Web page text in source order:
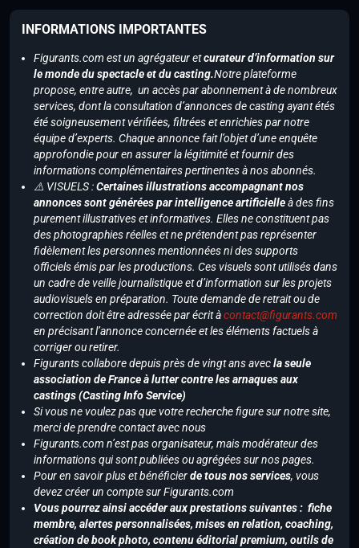
INFORMATIONS IMPORTANTES
Figurants.com est un agrégateur etcurateur d’information sur
le monde du spectacle et du casting.Notre plateforme
propose, entre autre, un accès par abonnement à de nombreux
services, dont la consultation d’annonces de casting ayant étés
été soigneusement vérifiées, filtrées et enrichies par notre
équipe d’experts. Chaque annonce fait l’objet d’une enquête
approfondie pour en assurer la légitimité et fournir des
informations complémentaires pertinentes à nos abonnés.
⚠️ VISUELS :Certaines illustrations accompagnant nos
annonces sont générées par intelligence artificielleà des fins
purement illustratives et informatives. Elles ne constituent pas
des photographies réelles et ne prétendent pas représenter
fidèlement les personnes mentionnées ni des supports
officiels émis par les productions. Ces visuels sont utilisés dans
un cadre de veille journalistique et d’information sur les projets
audiovisuels en préparation. Toute demande de retrait ou de
correction doit être adressée par écrit àcontact@figurants.com
en précisant l’annonce concernée et les éléments factuels à
corriger ou retirer.
Figurants collabore depuis près de vingt ans avecla seule
association de France à lutter contre les arnaques aux
castings (Casting Info Service)
Si vous ne voulez pas que votre recherche figure sur notre site,
merci de prendre contact avec nous
Figurants.com n’est pas organisateur, mais modérateur des
informations qui sont publiées ou agrégées sur nos pages.
Pour en savoir plus et bénéficierde tous nos services, vous
devez créer un compte sur Figurants.com
Vous pourrez ainsi accéder aux prestations suivantes : fiche
membre, alertes personnalisées, mises en relation, coaching,
création de book photo, contenu éditorial premium, outils de